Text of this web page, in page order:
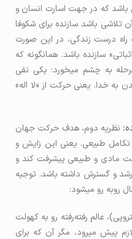
که در جهت اسارت انسان و
باشد سازنده برای شکوفا
راه درست زندگی، در این صورت
سازنده باشد. همان­گونه که
به چشم می­خورد: یکی نفی
به خدا. یعنی حرکت از «لا اله»
نظریه دوم، هدف حرکت جهان
تكامل طبیعی. یعنی این زایش و
مادی و طبیعی پیشرفت کند و
و گسترش داشته باشد. توجيه
روبه رو می­شود:
عالم رفته‌رفته رو به کهولت
پیش می­رود، مگر آن که برای